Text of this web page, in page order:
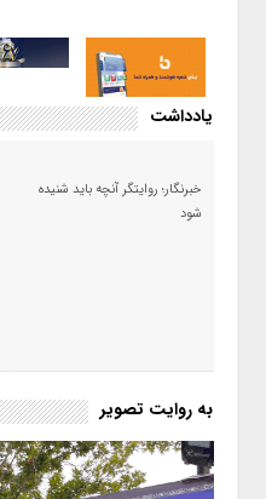
یادداشت
خبرنگار؛ روایتگر آنچه باید شنیده
شود
به روایت تصویر